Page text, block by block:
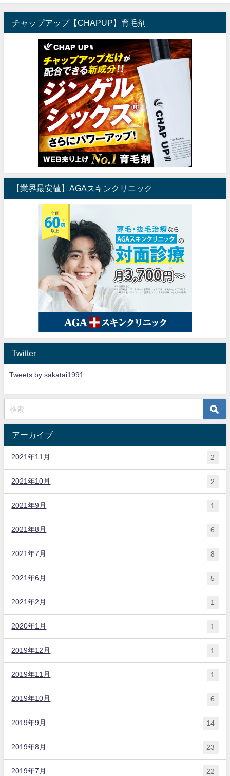
チャップアップ【CHAPUP】育毛剤
【業界最安値】AGAスキンクリニック
Twitter
Tweets by sakatai1991
アーカイブ
2021年11月 2
2021年10月 2
2021年9月 1
2021年8月 6
2021年7月 8
2021年6月 5
2021年2月 1
2020年1月 1
2019年12月 1
2019年11月 1
2019年10月 6
2019年9月 14
2019年8月 23
2019年7月 22